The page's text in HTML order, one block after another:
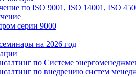
по ISO 9001, ISO 14001, ISO
серии 9000
на 2026 год
по Системе
по внедрению систем